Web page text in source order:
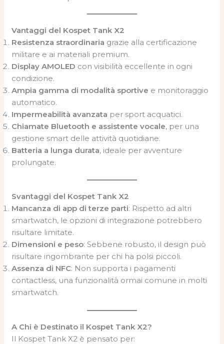
Vantaggi del Kospet Tank X2
Resistenza straordinaria grazie alla certificazione
militare e ai materiali premium.
Display AMOLED con visibilità eccellente in ogni
condizione.
Ampia gamma di modalità sportive e monitoraggio
automatico.
Impermeabilità avanzata per sport acquatici.
Chiamate Bluetooth e assistente vocale, per una
gestione smart delle attività quotidiane.
Batteria a lunga durata, ideale per avventure
prolungate.
Svantaggi del Kospet Tank X2
Mancanza di app di terze parti: Rispetto ad altri
smartwatch, le opzioni di integrazione potrebbero
risultare limitate.
Dimensioni e peso: Sebbene robusto, il design può
risultare ingombrante per chi ha polsi piccoli.
Assenza di NFC: Non supporta i pagamenti
contactless, una funzionalità ormai comune in molti
smartwatch.
A Chi è Destinato il Kospet Tank X2?
Il Kospet Tank X2 è pensato per: